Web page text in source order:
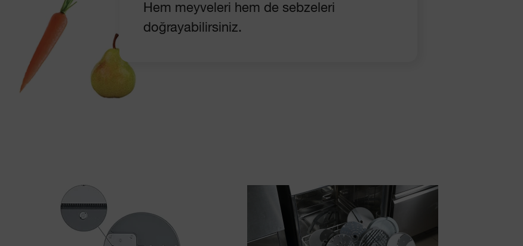
Hem meyveleri hem de sebzeleri
doğrayabilirsiniz.